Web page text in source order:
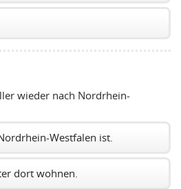
wieder nach Nordrhein-
Westfalen ist.
dort wohnen.